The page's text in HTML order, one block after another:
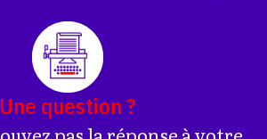
Une question ?